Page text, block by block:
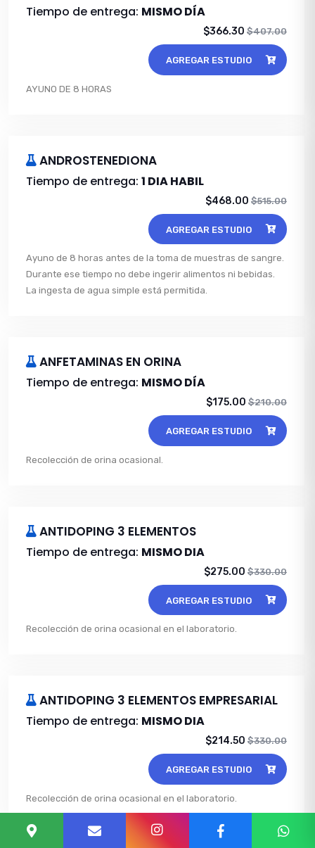
Tiempo de entrega: MISMO DÍA
$366.30 $407.00
AGREGAR ESTUDIO
AYUNO DE 8 HORAS
ANDROSTENEDIONA
Tiempo de entrega: 1 DIA HABIL
$468.00 $515.00
AGREGAR ESTUDIO
Ayuno de 8 horas antes de la toma de muestras de sangre.
Durante ese tiempo no debe ingerir alimentos ni bebidas.
La ingesta de agua simple está permitida.
ANFETAMINAS EN ORINA
Tiempo de entrega: MISMO DÍA
$175.00 $210.00
AGREGAR ESTUDIO
Recolección de orina ocasional.
ANTIDOPING 3 ELEMENTOS
Tiempo de entrega: MISMO DIA
$275.00 $330.00
AGREGAR ESTUDIO
Recolección de orina ocasional en el laboratorio.
ANTIDOPING 3 ELEMENTOS EMPRESARIAL
Tiempo de entrega: MISMO DIA
$214.50 $330.00
AGREGAR ESTUDIO
Recolección de orina ocasional en el laboratorio.